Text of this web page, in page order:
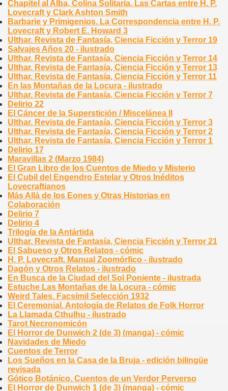
Chapitel al Alba, Colina Solitaria. Las Cartas entre H. P.
Lovecraft y Clark Ashton Smith
Barbarie y Primigenios. La Correspondencia entre H. P.
Lovecraft y Robert E. Howard 3
Ulthar. Revista de Fantasía, Ciencia Ficción y Terror 19
Salvajes Años 20 - ilustrado
Ulthar. Revista de Fantasía, Ciencia Ficción y Terror 14
Ulthar. Revista de Fantasía, Ciencia Ficción y Terror 13
Ulthar. Revista de Fantasía, Ciencia Ficción y Terror 11
En las Montañas de la Locura - ilustrado
Ulthar. Revista de Fantasía, Ciencia Ficción y Terror 7
Delirio 22
El Cáncer de la Superstición / Miscelánea II
Ulthar. Revista de Fantasía, Ciencia Ficción y Terror 3
Ulthar. Revista de Fantasía, Ciencia Ficción y Terror 2
Ulthar. Revista de Fantasía, Ciencia Ficción y Terror 1
Delirio 17
Maravillas 2 (Marzo 1984)
El Gran Libro de los Cuentos de Miedo y Misterio
El Cubil del Engendro Estelar y Otros Inéditos
Lovecraftianos
Más Allá de los Eones y Otras Historias en
Colaboración
Delirio 7
Delirio 4
Trilogía de la Antártida
Ulthar. Revista de Fantasía, Ciencia Ficción y Terror 21
El Sabueso y Otros Relatos - cómic
H. P. Lovecraft. Manual Zoomórfico - ilustrado
Dagón y Otros Relatos - ilustrado
En Busca de la Ciudad del Sol Poniente - ilustrada
Estuche Las Montañas de la Locura - cómic
Weird Tales. Facsímil Selección 1932
El Ceremonial. Antología de Relatos de Folk Horror
La Llamada Cthulhu - ilustrado
Tarot Necronomicón
El Horror de Dunwich 2 (de 3) (manga) - cómic
Navidades de Miedo
Cuentos de Terror
Los Sueños en la Casa de la Bruja - edición bilingüe
revisada
Gótico Botánico. Cuentos de un Verdor Perverso
El Horror de Dunwich 1 (de 3) (manga) - cómic